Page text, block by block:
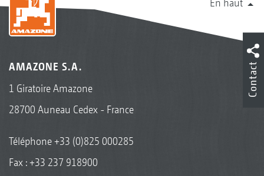
AMAZONE S.A.
1 Giratoire Amazone
28700 Auneau Cedex - France
Téléphone+33 (0)825 000285
Fax : +33 237 918900
Contact